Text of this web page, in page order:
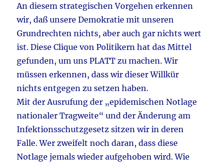
An diesem strategischen Vorgehen erkennen
wir, daß unsere Demokratie mit unseren
Grundrechten nichts, aber auch gar nichts wert
ist. Diese Clique von Politikern hat das Mittel
gefunden, um uns PLATT zu machen. Wir
müssen erkennen, dass wir dieser Willkür
nichts entgegen zu setzen haben.
Mit der Ausrufung der „epidemischen Notlage
nationaler Tragweite“ und der Änderung am
Infektionsschutzgesetz sitzen wir in deren
Falle. Wer zweifelt noch daran, dass diese
Notlage jemals wieder aufgehoben wird. Wie